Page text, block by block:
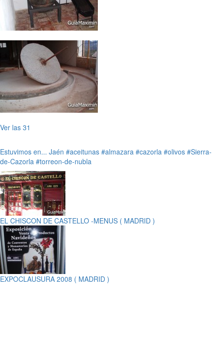
Ver las 31
Estuvimos en... Jaén #aceitunas #almazara #cazorla #olivos #Sierra-
de-Cazorla #torreon-de-nubla
EL CHISCON DE CASTELLO -MENUS ( MADRID )
EXPOCLAUSURA 2008 ( MADRID )